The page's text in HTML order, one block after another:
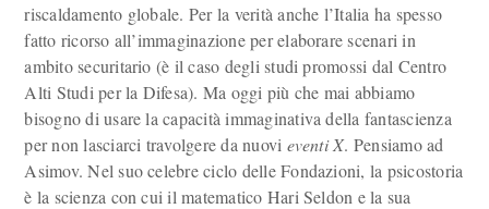
riscaldamento globale. Per la verità anche l’Italia ha spesso
fatto ricorso all’immaginazione per elaborare scenari in
ambito securitario (è il caso degli studi promossi dal Centro
Alti Studi per la Difesa). Ma oggi più che mai abbiamo
bisogno di usare la capacità immaginativa della fantascienza
per non lasciarci travolgere da nuovi eventi X. Pensiamo ad
Asimov. Nel suo celebre ciclo delle Fondazioni, la psicostoria
è la scienza con cui il matematico Hari Seldon e la sua